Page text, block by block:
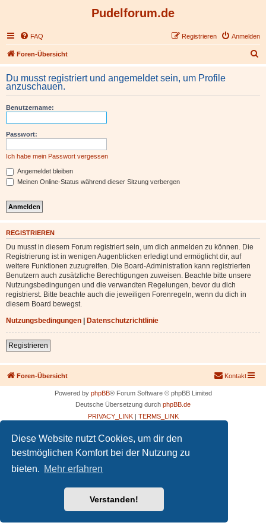
Diese Website nutzt Cookies, um dir den
bestmöglichen Komfort bei der Nutzung zu
bieten. Mehr erfahren
Verstanden!
Pudelforum.de
FAQ Anmelden
Registrieren
Foren-Übersicht
u
h
Du musst registriert und angemeldet sein, um Profile
anzuschauen.
Benutzername:
Passwort:
Ich habe mein Passwort vergessen
Angemeldet bleiben
Meinen Online-Status während dieser Sitzung verbergen
REGISTRIEREN
Du musst in diesem Forum registriert sein, um dich anmelden zu können. Die
Registrierung ist in wenigen Augenblicken erledigt und ermöglicht dir, auf
weitere Funktionen zuzugreifen. Die Board-Administration kann registrierten
Benutzern auch zusätzliche Berechtigungen zuweisen. Beachte bitte unsere
Nutzungsbedingungen und die verwandten Regelungen, bevor du dich
registrierst. Bitte beachte auch die jeweiligen Forenregeln, wenn du dich in
diesem Board bewegst.
Nutzungsbedingungen | Datenschutzrichtlinie
Registrieren
Foren-Übersicht Kontakt
Powered by phpBB® Forum Software © phpBB Limited
Deutsche Übersetzung durch phpBB.de
PRIVACY_LINK| TERMS_LINK